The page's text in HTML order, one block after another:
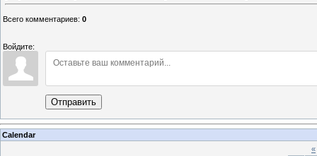
Всего комментариев: 0
Войдите:
Отправить
Calendar
«